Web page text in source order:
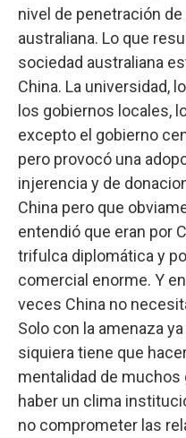
nivel de penetración
australiana. Lo que
sociedad australiana
China. La universidad,
los gobiernos locales,
excepto el gobierno
pero provocó una
injerencia y de
China pero que
entendió que eran por
trifulca diplomática y
comercial enorme. Y
veces China no
Solo con la amenaza
siquiera tiene que
mentalidad de
haber un clima
no comprometer las